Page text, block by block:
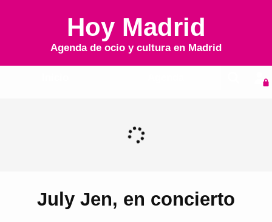
Hoy Madrid
Agenda de ocio y cultura en Madrid
July Jen, en concierto